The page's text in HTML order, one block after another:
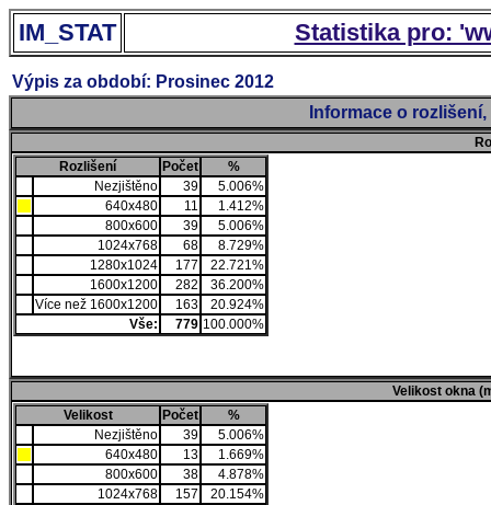
IM_STAT Statistika pro:
Výpis za období: Prosinec 2012
Informace o
Rozlišení
Počet
%
Nezjištěno
39
5.006%
640x480
11
1.412%
800x600
39
5.006%
1024x768
68
8.729%
1280x1024
177
22.721%
1600x1200
282
36.200%
Více než 1600x1200
163
20.924%
Vše:
779 100.000%
Velikost okna
Velikost
Počet
%
Nezjištěno
39
5.006%
640x480
13
1.669%
800x600
38
4.878%
1024x768
157
20.154%